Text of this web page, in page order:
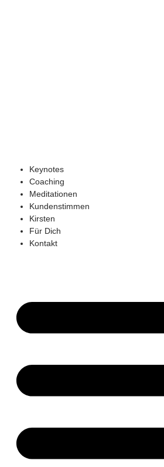
Keynotes
Coaching
Meditationen
Kundenstimmen
Kirsten
Für Dich
Kontakt